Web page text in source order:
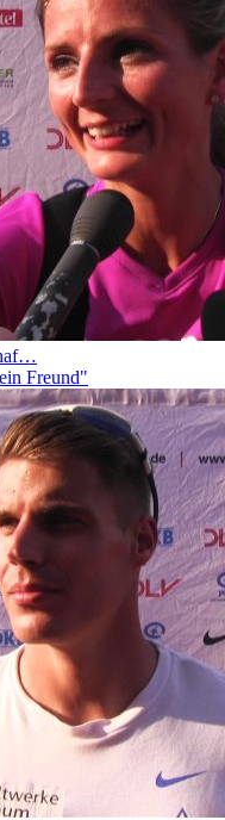
Freund"